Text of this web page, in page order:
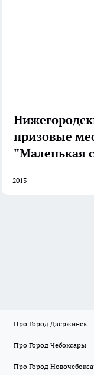
призовые
"Маленькая
2013
Про Город Дзержинск
Про Город Чебоксары
Про Город